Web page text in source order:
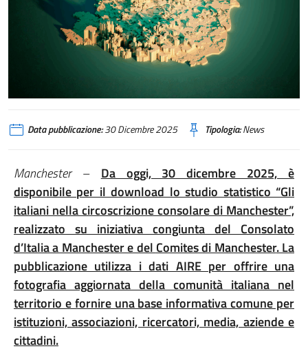
Data pubblicazione:30 Dicembre 2025 Tipologia:News
Manchester– Da oggi, 30 dicembre 2025, è
disponibile per il download lo studio statistico “Gli
italiani nella circoscrizione consolare di Manchester”,
realizzato su iniziativa congiunta del Consolato
d’Italia a Manchester e del Comites di Manchester. La
pubblicazione utilizza i dati AIRE per offrire una
fotografia aggiornata della comunità italiana nel
territorio e fornire una base informativa comune per
istituzioni, associazioni, ricercatori, media, aziende e
cittadini.